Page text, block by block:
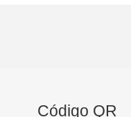
Código QR